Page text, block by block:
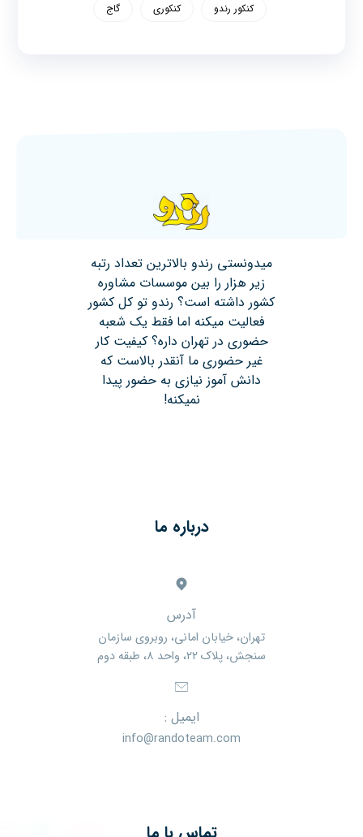
کنکور رندو کنکوری گاج
میدونستی رندو بالاترین تعداد رتبه
زیر هزار را بین موسسات مشاوره
کشور داشته است؟ رندو تو کل کشور
فعالیت میکنه اما فقط یک شعبه
حضوری در تهران داره؟ کیفیت کار
غیر حضوری ما آنقدر بالاست که
دانش آموز نیازی به حضور پیدا
نمیکنه!
درباره ما
آدرس
تهران، خیابان امانی، روبروی سازمان
سنجش، پلاک ۲۲، واحد ۸، طبقه دوم
ایمیل :
info@randoteam.com